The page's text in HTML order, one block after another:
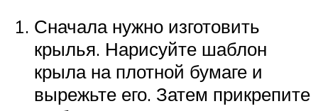
Сначала нужно изготовить
крылья. Нарисуйте шаблон
крыла на плотной бумаге и
вырежьте его. Затем прикрепите